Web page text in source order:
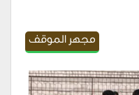
مجهر الموقف